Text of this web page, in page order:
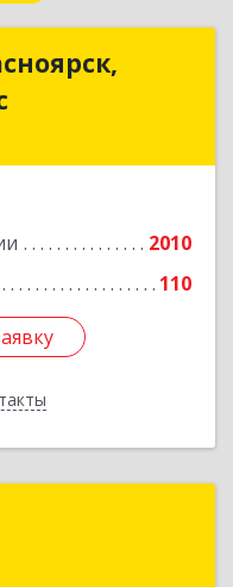
2010
110
Красноярск,
офис
Подробнее
Красноярск г,